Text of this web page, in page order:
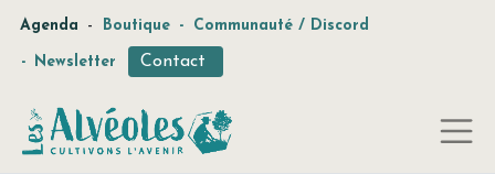
Agenda - Boutique - Communauté / Discord
- Newsletter Contact